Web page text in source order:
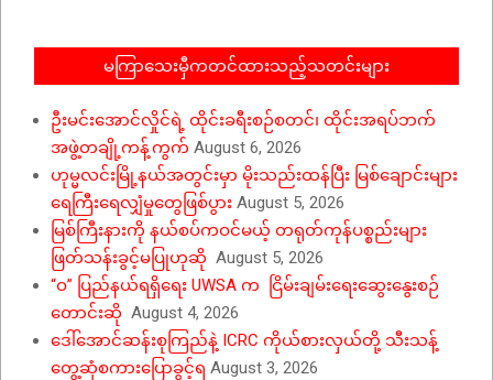
မကြာသေးမှီကတင်ထားသည့်သတင်းများ
ဦးမင်းအောင်လှိုင်ရဲ့ ထိုင်းခရီးစဉ်စတင်၊ ထိုင်းအရပ်ဘက်
အဖွဲ့တချို့ကန့်ကွက် August 6, 2026
ဟုမ္မလင်းမြို့နယ်အတွင်းမှာ မိုးသည်းထန်ပြီး မြစ်ချောင်းများ
ရေကြီးရေလျှံမှုတွေဖြစ်ပွား August 5, 2026
မြစ်ကြီးနားကို နယ်စပ်ကဝင်မယ့် တရုတ်ကုန်ပစ္စည်းများ
ဖြတ်သန်းခွင့်မပြုဟုဆို August 5, 2026
“ဝ” ပြည်နယ်ရရှိရေး UWSA က ငြိမ်းချမ်းရေးဆွေးနွေးစဉ်
တောင်းဆို August 4, 2026
ဒေါ်အောင်ဆန်းစုကြည်နဲ့ ICRC ကိုယ်စားလှယ်တို့ သီးသန့်
တွေ့ဆုံစကားပြောခွင့်ရ August 3, 2026